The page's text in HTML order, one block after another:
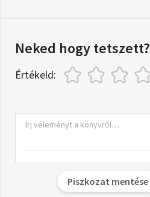
Neked hogy tetszett?
Értékeld:
Piszkozat mentése